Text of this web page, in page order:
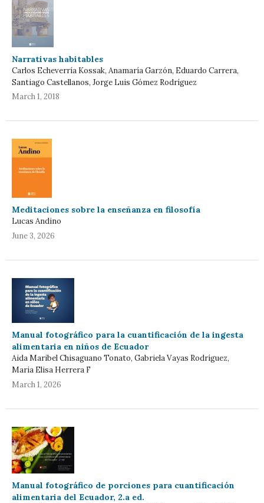
Narrativas habitables
Carlos Echeverría Kossak, Anamaría Garzón, Eduardo Carrera,
Santiago Castellanos, Jorge Luis Gómez Rodríguez
March 1, 2018
Meditaciones sobre la enseñanza en filosofía
Lucas Andino
June 3, 2026
Manual fotográfico para la cuantificación de la ingesta
alimentaria en niños de Ecuador
Aida Maribel Chisaguano Tonato, Gabriela Vayas Rodríguez,
Maria Elisa Herrera F
March 1, 2026
Manual fotográfico de porciones para cuantificación
alimentaria del Ecuador, 2.a ed.